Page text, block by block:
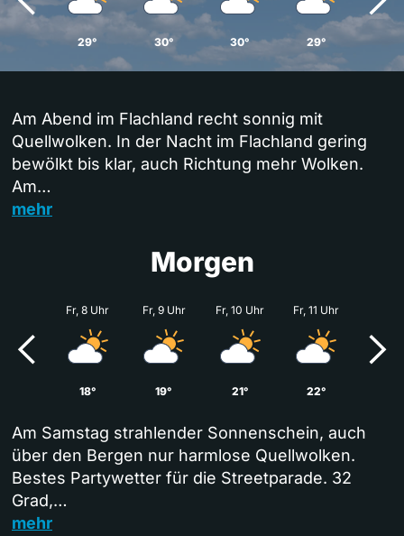
29° 30° 30° 29°
Am Abend im Flachland recht sonnig mit
Quellwolken. In der Nacht im Flachland gering
bewölkt bis klar, auch Richtung mehr Wolken.
Am…
mehr
Morgen
Fr, 8 Uhr
18°
Fr, 9 Uhr
19°
Fr, 10 Uhr
21°
Fr, 11 Uhr
22°
Am Samstag strahlender Sonnenschein, auch
über den Bergen nur harmlose Quellwolken.
Bestes Partywetter für die Streetparade. 32
Grad,…
mehr